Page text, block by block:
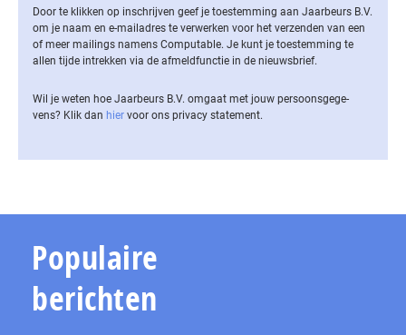
Door te klikken op inschrijven geef je toestemming aan Jaarbeurs B.V.
om je naam en e-mailadres te verwerken voor het verzenden van een
of meer mailings namens Computable. Je kunt je toestemming te
allen tijde intrekken via de af­meld­func­tie in de nieuwsbrief.
Wil je weten hoe Jaarbeurs B.V. omgaat met jouw per­soons­ge­ge­
vens? Klik dan hier voor ons privacy statement.
Populaire
berichten